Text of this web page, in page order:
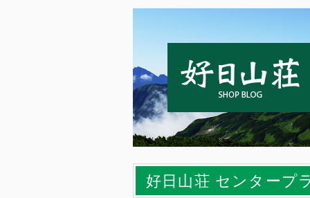
好日山荘 センタープ